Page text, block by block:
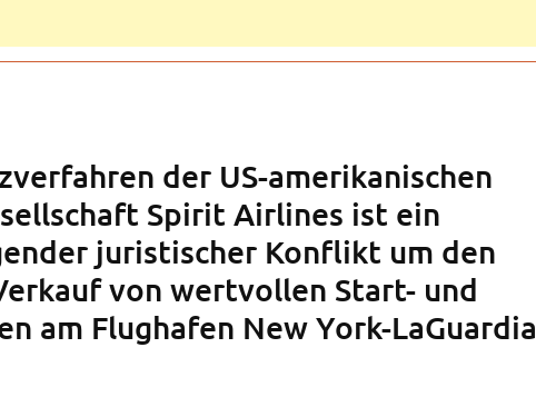
der US-amerikanischen
Spirit Airlines ist ein
juristischer Konflikt um den
von wertvollen Start- und
am Flughafen New York-LaGuardia